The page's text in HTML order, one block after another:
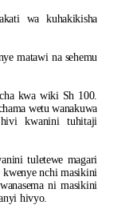
wa kuhakikisha
matawi na sehemu
kwa wiki Sh 100.
wetu wanakuwa
kwanini tuhitaji
tuletewe magari
kwenye nchi masikini
ni masikini
hivyo.